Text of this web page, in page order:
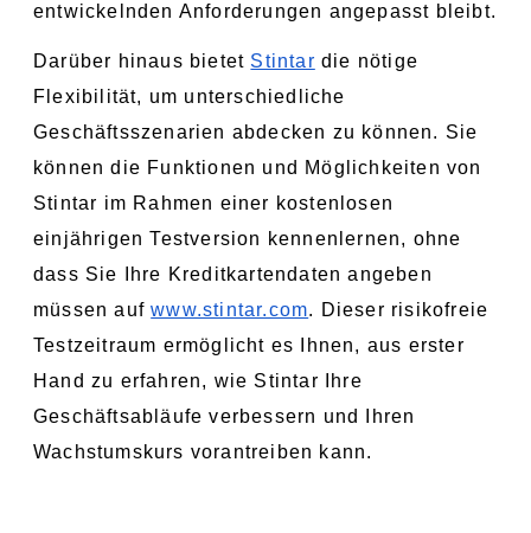
entwickelnden Anforderungen angepasst bleibt.
Darüber hinaus bietet Stintar die nötige
Flexibilität, um unterschiedliche
Geschäftsszenarien abdecken zu können. Sie
können die Funktionen und Möglichkeiten von
Stintar im Rahmen einer kostenlosen
einjährigen Testversion kennenlernen, ohne
dass Sie Ihre Kreditkartendaten angeben
müssen auf www.stintar.com. Dieser risikofreie
Testzeitraum ermöglicht es Ihnen, aus erster
Hand zu erfahren, wie Stintar Ihre
Geschäftsabläufe verbessern und Ihren
Wachstumskurs vorantreiben kann.